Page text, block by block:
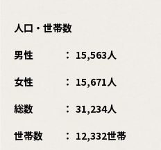
人口・世帯数
男性
15,563人
女性
15,671人
総数
31,234人
世帯数
12,332世帯